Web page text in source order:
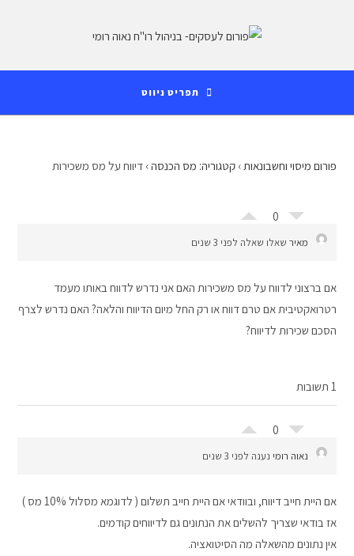
תפריט ניווט
פורום מיסוי וחשבונאות ›קטגוריה: מס הכנסה›דיווח על מס משכירות
0
מאיר שאלו שאלה לפני 3 שנים
אם ברצוני לדווח על מס משכירות האם אני נדרש לדווח באותו מעמד
רטרואקטיבית אם טרם דווח או רק החל מיום הדיווח והלאה? האם נדרש לצרף
הסכם שכירות לדיווח?
1 תשובות
0
נאוה רומי נענה לפני 3 שנים
אם היית חייב דיווח, ובוודאי אם היית חייב תשלום ( לדוגמא מסלול 10% מס )
אז בודאי שצריך להשלים את הנתונים גם לדיווחים קודמים.
אין נתונים מהשאלה מה הסיטואציה.